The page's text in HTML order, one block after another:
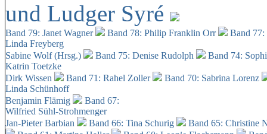
und Ludger Syré
Band 79: Janet Wagner Band 78: Philip Franklin Orr
Band
Linda Freyberg
Sabine Wolf (Hrsg.)
Band 75: Denise Rudolph
Band 74:
Katrin Toetzke
Dirk Wissen
Band 71: Rahel Zoller
Band 70: Sabrina Lorenz
Linda Schünhoff
Benjamin Flämig
Band 67:
Wilfried Sühl-Strohmenger
Jan-Pieter Barbian
Band 66: Tina Schurig
Band 65: Christine